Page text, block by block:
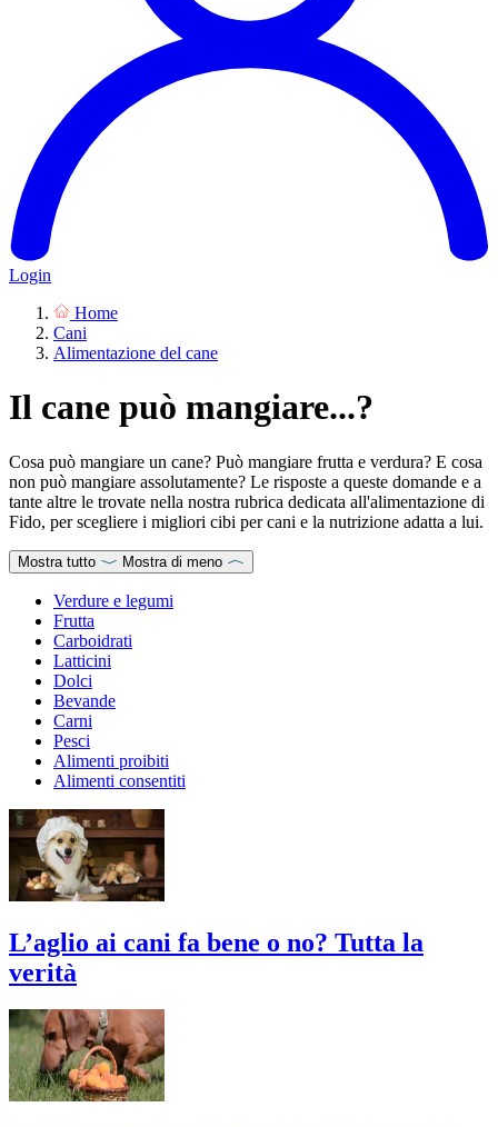
Login
Home
Cani
Alimentazione del cane
Il cane può mangiare...?
Cosa può mangiare un cane? Può mangiare frutta e verdura? E cosa
non può mangiare assolutamente? Le risposte a queste domande e a
tante altre le trovate nella nostra rubrica dedicata all'alimentazione di
Fido, per scegliere i migliori cibi per cani e la nutrizione adatta a lui.
Mostra tutto Mostra di meno
Verdure e legumi
Frutta
Carboidrati
Latticini
Dolci
Bevande
Carni
Pesci
Alimenti proibiti
Alimenti consentiti
L’aglio ai cani fa bene o no? Tutta la
verità